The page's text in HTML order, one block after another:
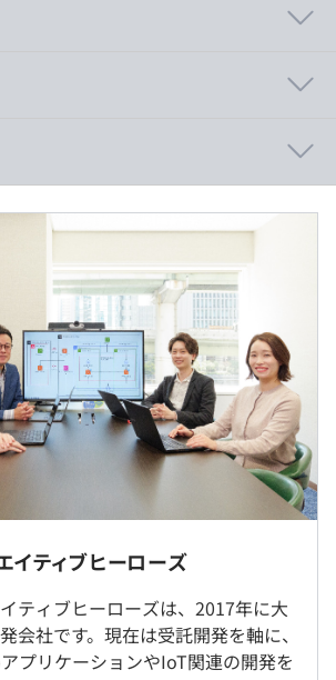
アーキテクチャ × モダンフロントエ
ロント／インフラの領域分担はなく、
能
で設計レビュー・コードレビューが日
ル認識IoT&AI機器システム開発
し込むと画像認識によりラベルから銘
報をサーバーから取得して、その日本
う料理の情報を表示するアプリの開発
IoT, Lambda
アルタイム検索システム開発
などをIoT機器で測定してサーバーに
ト勤務となります（※関西圏に在住の
があります
フィスでの勤務も可能です
当社規定により決定
円〜264,000円
間分、約62,600円～76,000円（超過分
給
在宅勤務手当 5,000円
制
日8時間
〜18:00
イティブヒーローズ
ティブヒーローズは、2017年に大
会社です。現在は受託開発を軸に、
プリケーションやIoT関連の開発を